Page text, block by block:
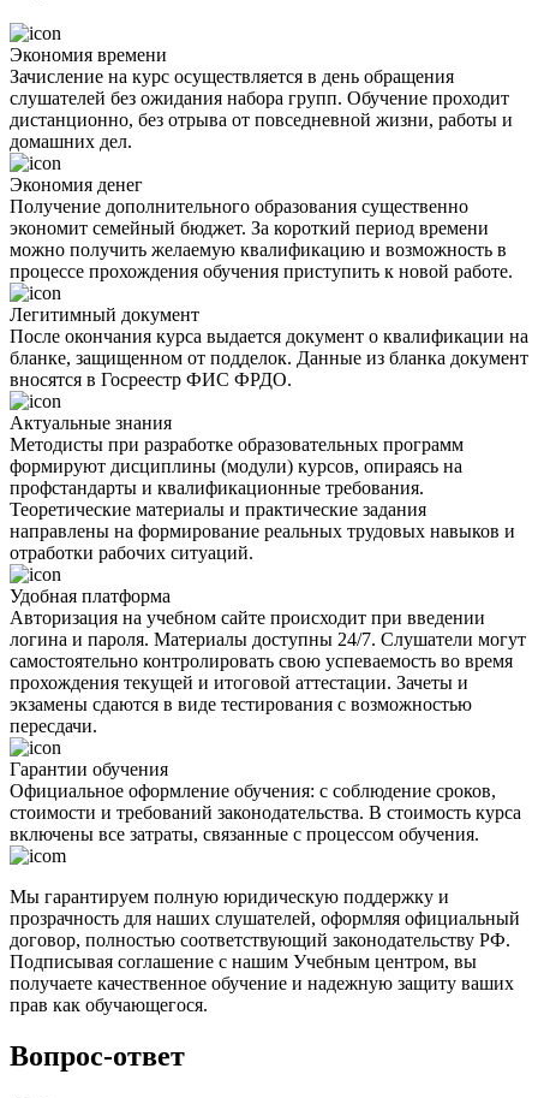
Экономия времени
Зачисление на курс осуществляется в день обращения
слушателей без ожидания набора групп. Обучение проходит
дистанционно, без отрыва от повседневной жизни, работы и
домашних дел.
Экономия денег
Получение дополнительного образования существенно
экономит семейный бюджет. За короткий период времени
можно получить желаемую квалификацию и возможность в
процессе прохождения обучения приступить к новой работе.
Легитимный документ
После окончания курса выдается документ о квалификации на
бланке, защищенном от подделок. Данные из бланка документ
вносятся в Госреестр ФИС ФРДО.
Актуальные знания
Методисты при разработке образовательных программ
формируют дисциплины (модули) курсов, опираясь на
профстандарты и квалификационные требования.
Теоретические материалы и практические задания
направлены на формирование реальных трудовых навыков и
отработки рабочих ситуаций.
Удобная платформа
Авторизация на учебном сайте происходит при введении
логина и пароля. Материалы доступны 24/7. Слушатели могут
самостоятельно контролировать свою успеваемость во время
прохождения текущей и итоговой аттестации. Зачеты и
экзамены сдаются в виде тестирования с возможностью
пересдачи.
Гарантии обучения
Официальное оформление обучения: с соблюдение сроков,
стоимости и требований законодательства. В стоимость курса
включены все затраты, связанные с процессом обучения.
Мы гарантируем полную юридическую поддержку и
прозрачность для наших слушателей, оформляя официальный
договор, полностью соответствующий законодательству РФ.
Подписывая соглашение с нашим Учебным центром, вы
получаете качественное обучение и надежную защиту ваших
прав как обучающегося.
Вопрос-ответ